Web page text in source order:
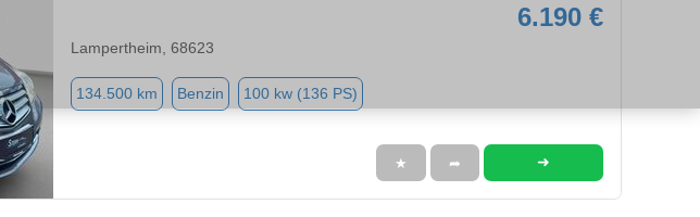
6.190 €
Lampertheim, 68623
134.500 km Benzin 100 kw (136 PS)
★ ➦ ➜